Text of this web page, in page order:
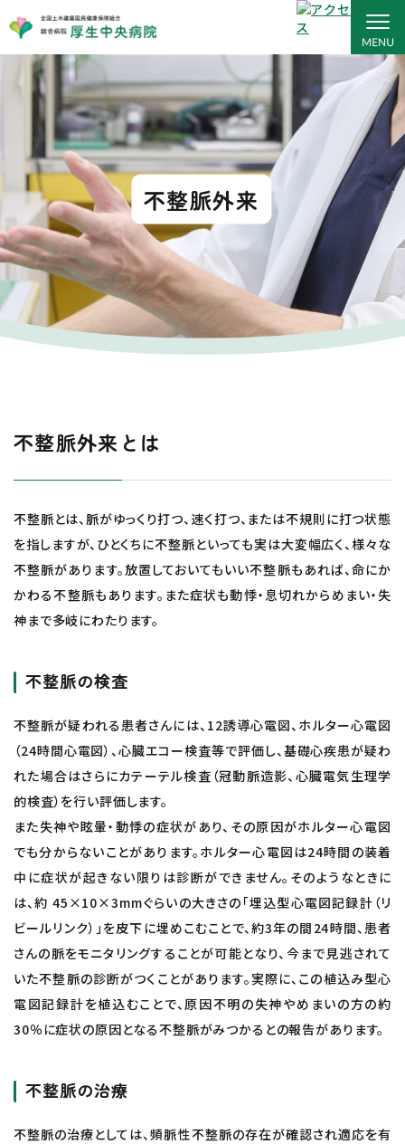
不整脈外来
不整脈外来とは
不整脈とは、脈がゆっくり打つ、速く打つ、または不規則に打つ状態
を指しますが、ひとくちに不整脈といっても実は大変幅広く、様々な
不整脈があります。放置しておいてもいい不整脈もあれば、命にか
かわる不整脈もあります。また症状も動悸・息切れからめまい・失
神まで多岐にわたります。
不整脈の検査
不整脈が疑われる患者さんには、12誘導心電図、ホルター心電図
（24時間心電図）、心臓エコー検査等で評価し、基礎心疾患が疑わ
れた場合はさらにカテーテル検査（冠動脈造影、心臓電気生理学
的検査）を行い評価します。
また失神や眩暈・動悸の症状があり、その原因がホルター心電図
でも分からないことがあります。ホルター心電図は24時間の装着
中に症状が起きない限りは診断ができません。そのようなときに
は、約 45×10×3mmぐらいの大きさの「埋込型心電図記録計（リ
ビールリンク）」を皮下に埋めこむことで、約3年の間24時間、患者
さんの脈をモニタリングすることが可能となり、今まで見逃されて
いた不整脈の診断がつくことがあります。実際に、この植込み型心
電図記録計を植込むことで、原因不明の失神やめまいの方の約
30％に症状の原因となる不整脈がみつかるとの報告があります。
不整脈の治療
不整脈の治療としては、頻脈性不整脈の存在が確認され適応を有